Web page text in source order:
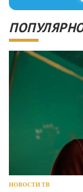
НОВОСТИ ТВ